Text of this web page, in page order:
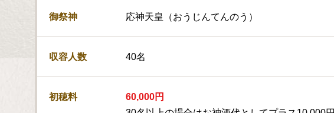
御祭神 応神天皇（おうじんてんのう）
収容人数 40名
初穂料
60,000円